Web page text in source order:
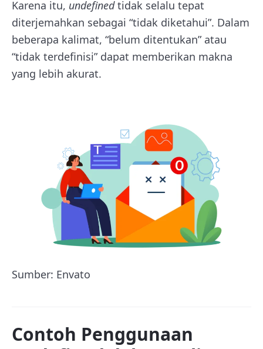
Karena itu, undefinedtidak selalu tepat
diterjemahkan sebagai “tidak diketahui”. Dalam
beberapa kalimat, “belum ditentukan” atau
“tidak terdefinisi” dapat memberikan makna
yang lebih akurat.
Sumber: Envato
Contoh Penggunaan